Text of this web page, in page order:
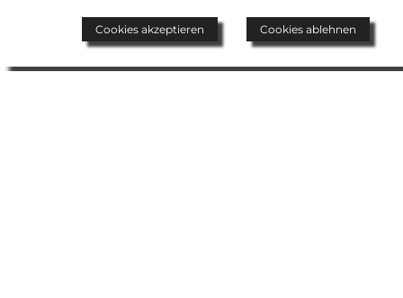
Cookies ablehnen
Cookies akzeptieren
gewährleistet. Je nach
Hersteller und Konzept
von 15 bis 200km überbrückt